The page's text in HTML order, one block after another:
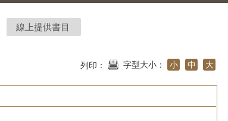
線上提供書目
列印： 字型大小： 小 中 大